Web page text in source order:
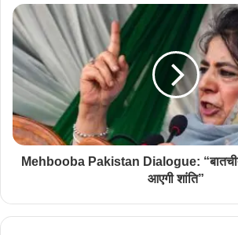
Mehbooba Pakistan Dialogue:
आएगी शांति”